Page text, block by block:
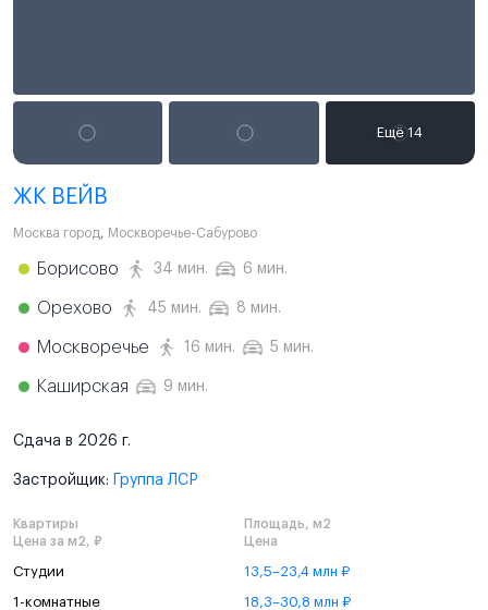
ЖК ВЕЙВ
Москва город, Москворечье-Сабурово
Борисово 34 мин. 6 мин.
Орехово 45 мин. 8 мин.
Москворечье 16 мин. 5 мин.
Каширская 9 мин.
Сдача в 2026 г.
Застройщик: Группа ЛСР
Квартиры
Площадь, м2
Цена за м2, ₽
Цена
Студии 13,5–23,4 млн ₽
1-комнатные 18,3–30,8 млн ₽